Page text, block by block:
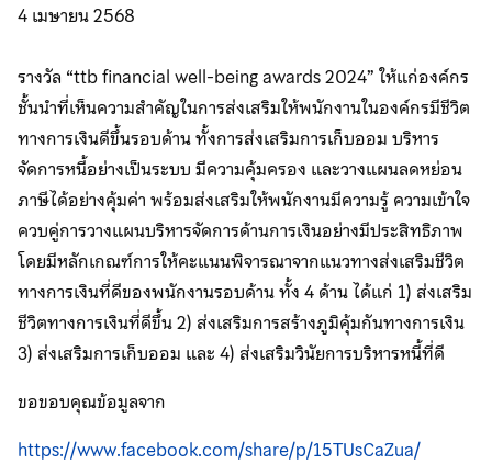
4 เมษายน 2568
รางวัล “ttb financial well-being awards 2024” ให้แก่องค์กร
ชั้นนำที่เห็นความสำคัญในการส่งเสริมให้พนักงานในองค์กรมีชีวิต
ทางการเงินดีขึ้นรอบด้าน ทั้งการส่งเสริมการเก็บออม บริหาร
จัดการหนี้อย่างเป็นระบบ มีความคุ้มครอง และวางแผนลดหย่อน
ภาษีได้อย่างคุ้มค่า พร้อมส่งเสริมให้พนักงานมีความรู้ ความเข้าใจ
ควบคู่การวางแผนบริหารจัดการด้านการเงินอย่างมีประสิทธิภาพ
โดยมีหลักเกณฑ์การให้คะแนนพิจารณาจากแนวทางส่งเสริมชีวิต
ทางการเงินที่ดีของพนักงานรอบด้าน ทั้ง 4 ด้าน ได้แก่ 1) ส่งเสริม
ชีวิตทางการเงินที่ดีขึ้น 2) ส่งเสริมการสร้างภูมิคุ้มกันทางการเงิน
3) ส่งเสริมการเก็บออม และ 4) ส่งเสริมวินัยการบริหารหนี้ที่ดี
ขอขอบคุณข้อมูลจาก
https://www.facebook.com/share/p/15TUsCaZua/